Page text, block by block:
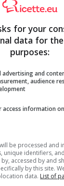
al suo profilo
attualmente l’ex
for your
data for
purposes:
advertising and
audience
access information
be processed and
unique identifiers,
accessed by and
by this site.
data. List of